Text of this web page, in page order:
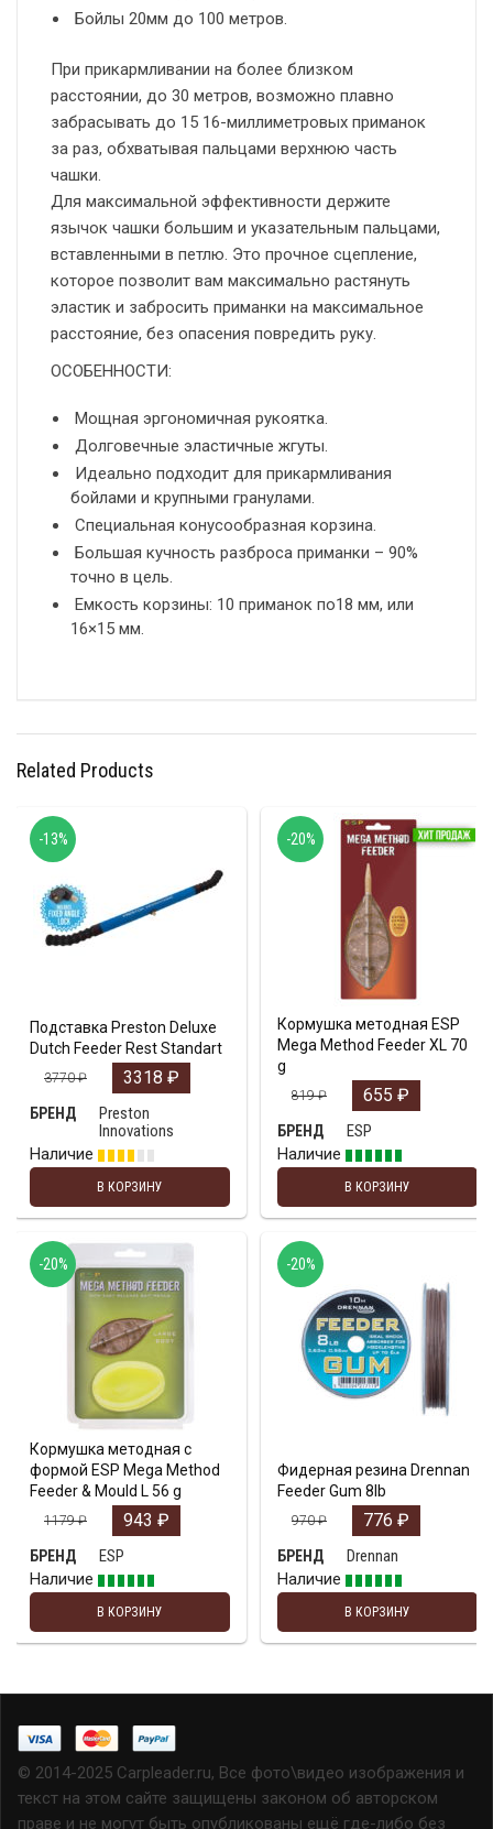
Бойлы 20мм до 100 метров.
При прикармливании на более близком
расстоянии, до 30 метров, возможно плавно
забрасывать до 15 16-миллиметровых приманок
за раз, обхватывая пальцами верхнюю часть
чашки.
Для максимальной эффективности держите
язычок чашки большим и указательным пальцами,
вставленными в петлю. Это прочное сцепление,
которое позволит вам максимально растянуть
эластик и забросить приманки на максимальное
расстояние, без опасения повредить руку.
ОСОБЕННОСТИ:
Мощная эргономичная рукоятка.
Долговечные эластичные жгуты.
Идеально подходит для прикармливания
бойлами и крупными гранулами.
Специальная конусообразная корзина.
Большая кучность разброса приманки – 90%
точно в цель.
Емкость корзины: 10 приманок по18 мм, или
16×15 мм.
Related Products
Подставка Preston Deluxe
Dutch Feeder Rest Standart
3770₽ 3318 ₽
БРЕНД
Preston
Innovations
Наличие
В КОРЗИНУ
-13%
Кормушка методная ESP
Mega Method Feeder XL 70
g
819₽ 655 ₽
БРЕНД
ESP
Наличие
В КОРЗИНУ
-20%
Кормушка методная с
формой ESP Mega Method
Feeder & Mould L 56 g
1179₽ 943 ₽
БРЕНД
ESP
Наличие
В КОРЗИНУ
-20%
Фидерная резина Drennan
Feeder Gum 8lb
970₽ 776 ₽
БРЕНД
Drennan
Наличие
В КОРЗИНУ
-20%
© 2014-2025 Carpleader.ru, Все фото\видео изображения и
текст на этом сайте защищены законом об авторском
праве и не могут быть опубликованы ещё где-либо без